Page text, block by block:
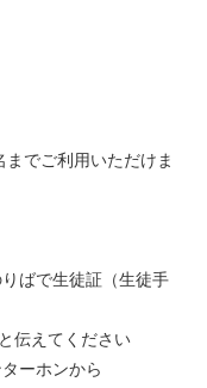
でご利用いただけま
ばで生徒証（生徒手
伝えてください
ーホンから